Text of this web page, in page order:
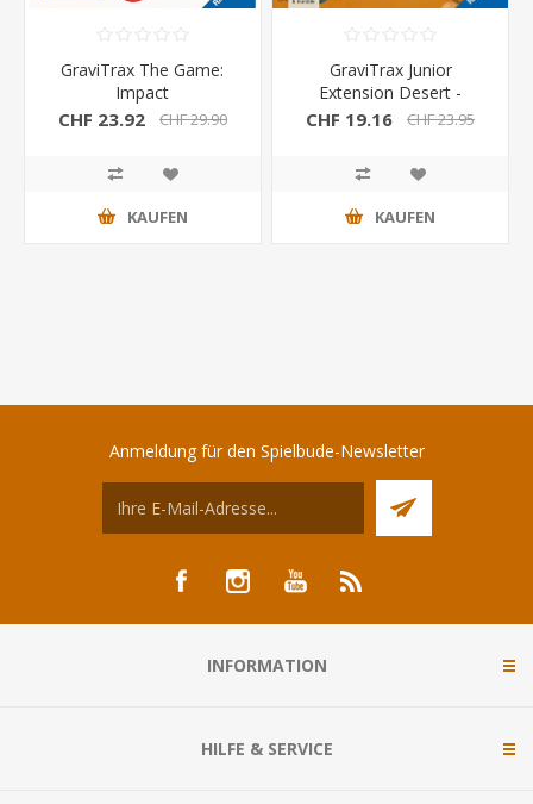
GraviTrax The Game:
Impact
CHF 23.92 CHF 29.90
KAUFEN
GraviTrax Junior
Extension Desert -
Kugelbahn-Erw
CHF 19.16 CHF 23.95
KAUFEN
Anmeldung für den Spielbude-Newsletter
INFORMATION
HILFE & SERVICE